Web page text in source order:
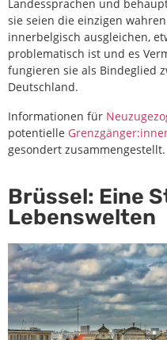
Landessprachen und
sie seien die einzigen
innerbelgisch ausgleichen,
problematisch ist und es
fungieren sie als Bindeglied
Deutschland.
Informationen für
potentielle
gesondert zusammengestellt.
Brüssel: Eine
Lebenswelten